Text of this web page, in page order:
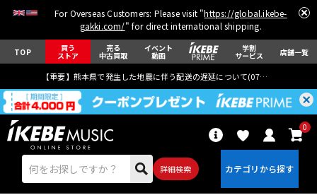
For Overseas Customers: Please visit "https://global.ikebe-
gakki.com/" for direct international shipping.
TOP 買う
ストア
売る
中古買取
イベント
動画
学割
サービス 店舗一覧
【重要】熊本県で発生した地震に伴う配送の遅延について(07月29日
詳細検索
0